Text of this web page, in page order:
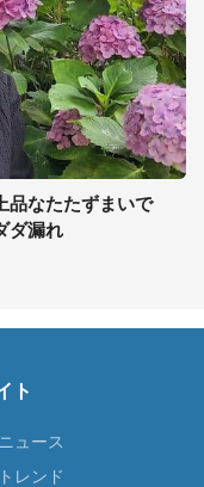
品なたたずまいで
ダ漏れ
ト
ュース
レンド